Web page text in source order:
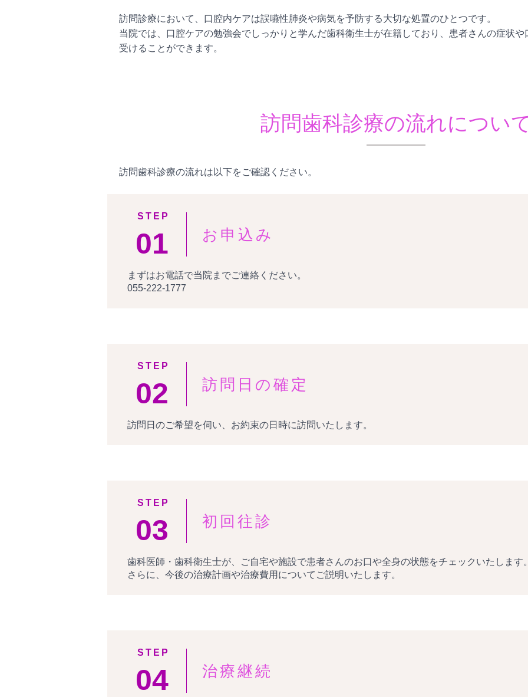
訪問診療において、口腔内ケアは誤嚥性肺炎や病気を予防する大切な処置のひとつです。
当院では、口腔ケアの勉強会でしっかりと学んだ歯科衛生士が在籍しており、患者さんの症状
受けることができます。
訪問歯科診療の流れについ
訪問歯科診療の流れは以下をご確認ください。
STEP
01 お申込み
まずはお電話で当院までご連絡ください。
055-222-1777
STEP
02 訪問日の確定
訪問日のご希望を伺い、お約束の日時に訪問いたします。
STEP
03 初回往診
歯科医師・歯科衛生士が、ご自宅や施設で患者さんのお口や全身の状態をチェックいたします。
さらに、今後の治療計画や治療費用についてご説明いたします。
STEP
04 治療継続